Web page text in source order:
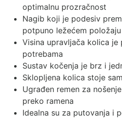
optimalnu prozračnost
Nagib koji je podesiv
potpuno ležećem
Visina upravljača kolica je
potrebama
Sustav kočenja je brz i
Sklopljena kolica stoje
Ugrađen remen za
preko ramena
Idealna su za putovanja i